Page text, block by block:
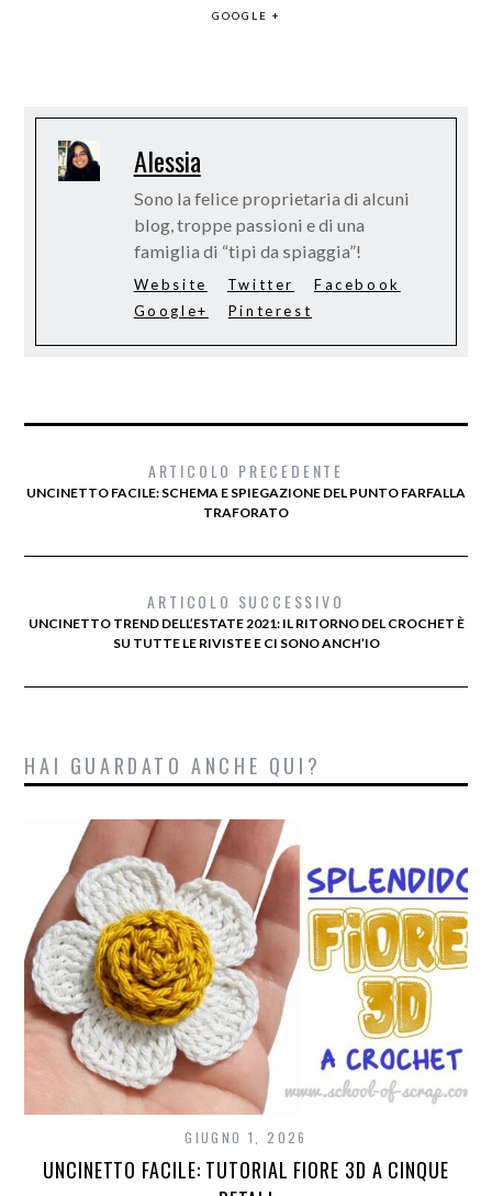
GOOGLE +
Alessia
Sono la felice proprietaria di alcuni
blog, troppe passioni e di una
famiglia di “tipi da spiaggia”!
Website Twitter
Facebook
Google+
Pinterest
ARTICOLO PRECEDENTE
UNCINETTO FACILE: SCHEMA E SPIEGAZIONE DEL PUNTO FARFALLA
TRAFORATO
ARTICOLO SUCCESSIVO
UNCINETTO TREND DELL’ESTATE 2021: IL RITORNO DEL CROCHET È
SU TUTTE LE RIVISTE E CI SONO ANCH’IO
HAI GUARDATO ANCHE QUI?
GIUGNO 1, 2026
UNCINETTO FACILE: TUTORIAL FIORE 3D A CINQUE